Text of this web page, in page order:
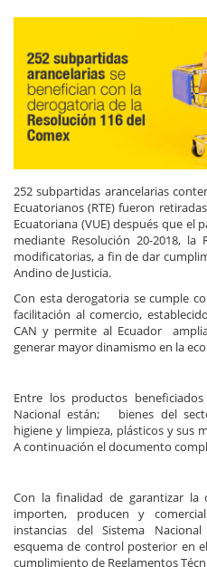
252 subpartidas arancelarias
Ecuatorianos (RTE) fueron
Ecuatoriana (VUE) después que el
mediante Resolución 20-2018,
modificatorias, a fin de dar
Andino de Justicia.
Con esta derogatoria se cumple
facilitación al comercio,
CAN y permite al Ecuador
generar mayor dinamismo en la
Entre los productos
Nacional están; bienes del
higiene y limpieza, plásticos y sus
A continuación el documento
Con la finalidad de garantizar
importen, producen y
instancias del Sistema
esquema de control posterior en
cumplimiento de Reglamentos